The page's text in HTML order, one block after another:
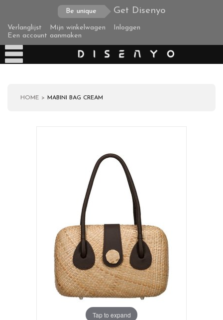
Be unique Get Disenyo
Verlanglijst Mijn winkelwagen
Inloggen
Een account aanmaken
HOME MABINI BAG CREAM
Tap to expand